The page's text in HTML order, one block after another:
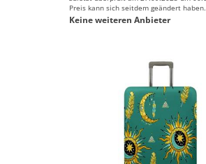
Preis kann sich seitdem geändert haben.
Keine weiteren Anbieter